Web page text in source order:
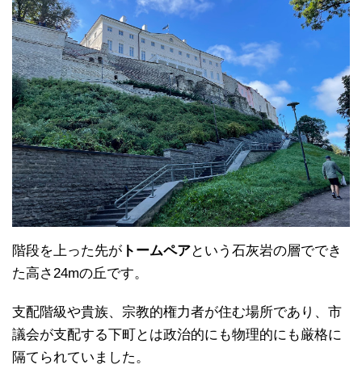
階段を上った先が トームペアという石灰岩の層ででき
た高さ24mの丘です。
支配階級や貴族、宗教的権力者が住む場所であり、市
議会が支配する下町とは政治的にも物理的にも厳格に
隔てられていました。